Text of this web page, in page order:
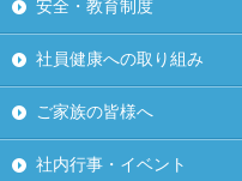
安全・教育制度
社員健康への取り組み
ご家族の皆様へ
社内行事・イベント